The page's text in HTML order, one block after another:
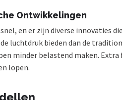
Ontwikkelingen
en er zijn diverse innovaties
luchtdruk bieden dan de
minder belastend maken.
lopen.